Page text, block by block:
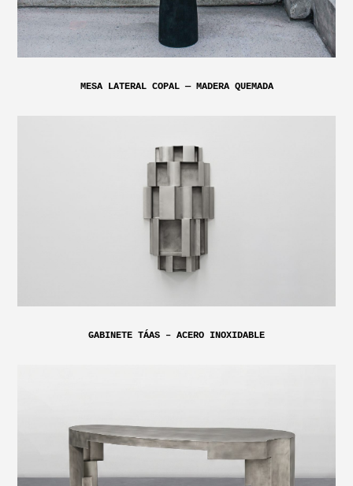
MESA LATERAL COPAL — MADERA QUEMADA
GABINETE TÁAS – ACERO INOXIDABLE